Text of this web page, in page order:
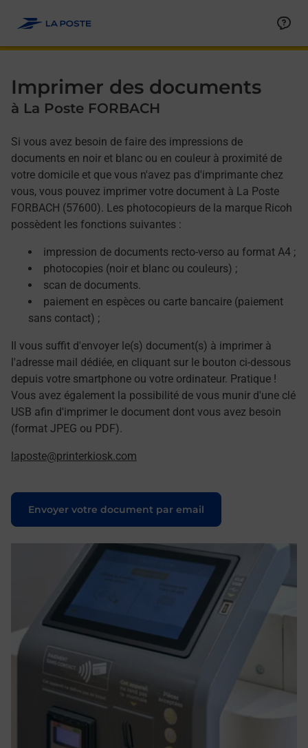
Imprimer des documents
à La Poste FORBACH
Si vous avez besoin de faire des impressions de
documents en noir et blanc ou en couleur à proximité de
votre domicile et que vous n'avez pas d'imprimante chez
vous, vous pouvez imprimer votre document à La Poste
FORBACH (57600). Les photocopieurs de la marque Ricoh
possèdent les fonctions suivantes :
impression de documents recto-verso au format A4 ;
photocopies (noir et blanc ou couleurs) ;
scan de documents.
paiement en espèces ou carte bancaire (paiement
sans contact) ;
Il vous suffit d'envoyer le(s) document(s) à imprimer à
l'adresse mail dédiée, en cliquant sur le bouton ci-dessous
depuis votre smartphone ou votre ordinateur. Pratique !
Vous avez également la possibilité de vous munir d'une clé
USB afin d'imprimer le document dont vous avez besoin
(format JPEG ou PDF).
laposte@printerkiosk.com
Envoyer votre document par email
Le lien s'ouvre dans un nouvel onglet